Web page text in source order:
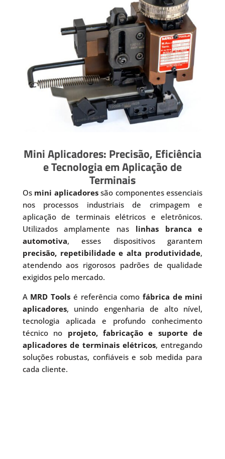
Mini Aplicadores: Precisão, Eficiência
e Tecnologia em Aplicação de
Terminais
Os mini aplicadoressão componentes essenciais
nos processos industriais de crimpagem e
aplicação de terminais elétricos e eletrônicos.
Utilizados amplamente nas linhas branca e
automotiva, esses dispositivos garantem
precisão, repetibilidade e alta produtividade,
atendendo aos rigorosos padrões de qualidade
exigidos pelo mercado.
A MRD Tools é referência como fábrica de mini
aplicadores, unindo engenharia de alto nível,
tecnologia aplicada e profundo conhecimento
técnico no projeto, fabricação e suporte de
aplicadores de terminais elétricos, entregando
soluções robustas, confiáveis e sob medida para
cada cliente.